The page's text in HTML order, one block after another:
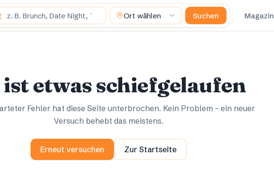
suchst du? Ort wählen Suchen Magazin
ist etwas schiefgelaufen
Fehler hat diese Seite unterbrochen. Kein Problem – ein neuer
Versuch behebt das meistens.
Erneut versuchen Zur Startseite